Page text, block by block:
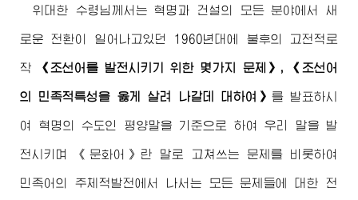
위대한 수령님께서 는 혁명과 건설의 모든 분야에서 새
로운 전환이 일어나고있던 1960년대에 불후의 고전적로
작 《조선어를 발전시키기 위한 몇가지 문제》, 《조선어
의 민족적특성을 옳게 살려 나갈데 대하여》 를 발표하시
여 혁명의 수도인 평양말을 기준으로 하여 우리 말을 발
전시키며 《문화어》란 말로 고쳐쓰는 문제를 비롯하여
민족어의 주체적발전에서 나서는 모든 문제들에 대한 전